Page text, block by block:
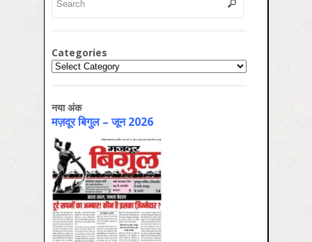
Categories
Categories
नया अंक
मज़दूर बिगुल – जून 2026